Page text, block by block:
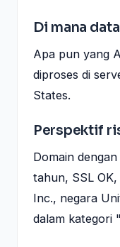
Di mana
Apa pun yang
diproses di
States.
Perspektif
Domain
tahun, SSL
Inc., negara
dalam kategori